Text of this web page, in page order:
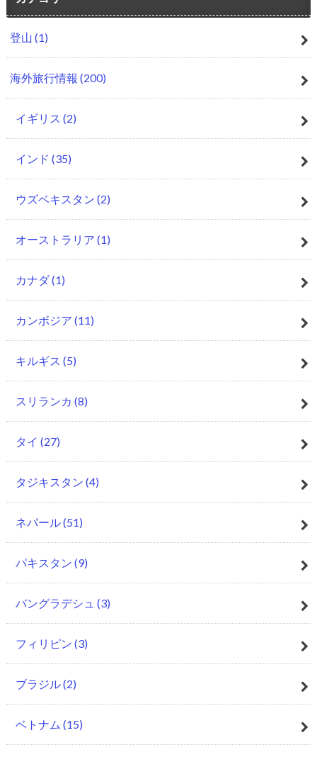
登山 (1)
海外旅行情報 (200)
イギリス (2)
インド (35)
ウズベキスタン (2)
オーストラリア (1)
カナダ(1)
カンボジア (11)
キルギス (5)
スリランカ (8)
タイ (27)
タジキスタン (4)
ネパール(51)
パキスタン (9)
バングラデシュ (3)
フィリピン (3)
ブラジル(2)
ベトナム (15)